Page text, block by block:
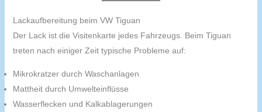
Lackaufbereitung beim VW Tiguan
Der Lack ist die Visitenkarte jedes Fahrzeugs. Beim Tiguan
treten nach einiger Zeit typische Probleme auf:
Mikrokratzer durch Waschanlagen
Mattheit durch Umwelteinflüsse
Wasserflecken und Kalkablagerungen